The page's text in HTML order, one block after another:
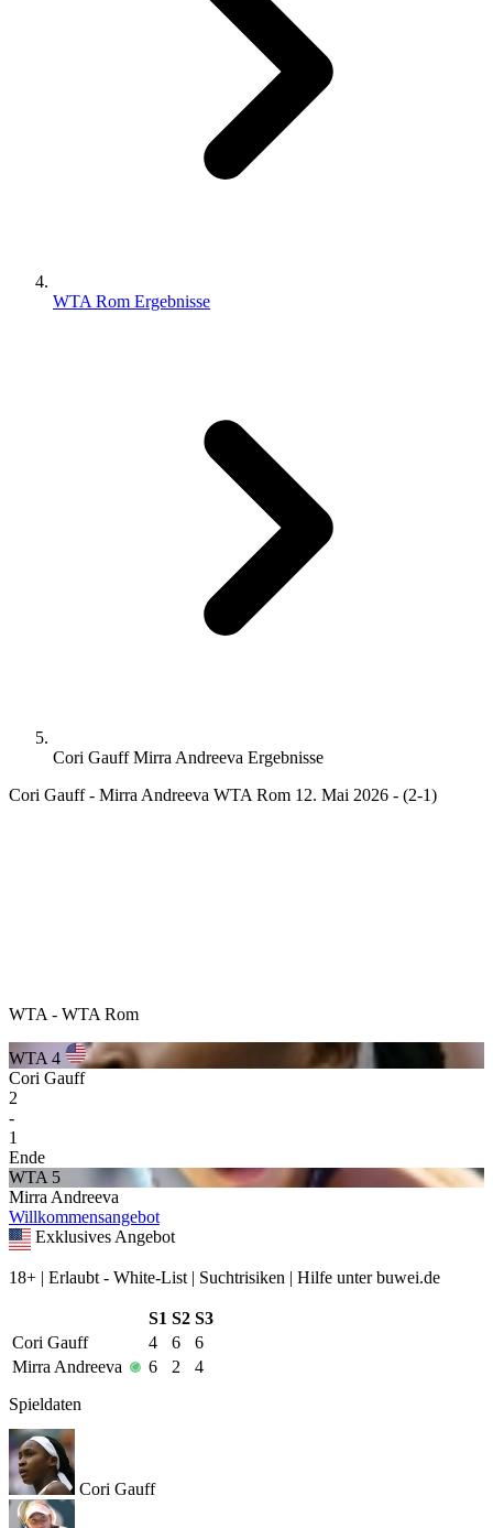
WTA Rom Ergebnisse
Cori Gauff Mirra Andreeva Ergebnisse
Cori Gauff - Mirra Andreeva WTA Rom 12. Mai 2026 - (2-1)
WTA - WTA Rom
WTA 4
Cori Gauff
2
-
1
Ende
WTA 5
Mirra Andreeva
Willkommensangebot
Exklusives Angebot
18+ | Erlaubt - White-List | Suchtrisiken | Hilfe unter buwei.de
S1 S2 S3
Cori Gauff
4 6
6
Mirra Andreeva
6 2 4
Spieldaten
Cori Gauff